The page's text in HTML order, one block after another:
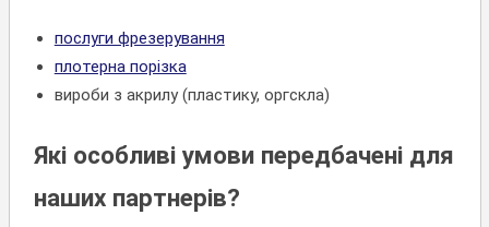
послуги фрезерування
плотерна порізка
вироби з акрилу (пластику, оргскла)
Які особливі умови передбачені для
наших партнерів?